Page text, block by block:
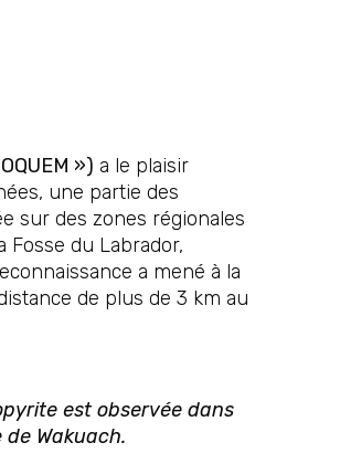
») a le plaisir
une partie des
sur des zones régionales
du Labrador,
a mené à la
de plus de 3 km au
est observée dans
Wakuach.